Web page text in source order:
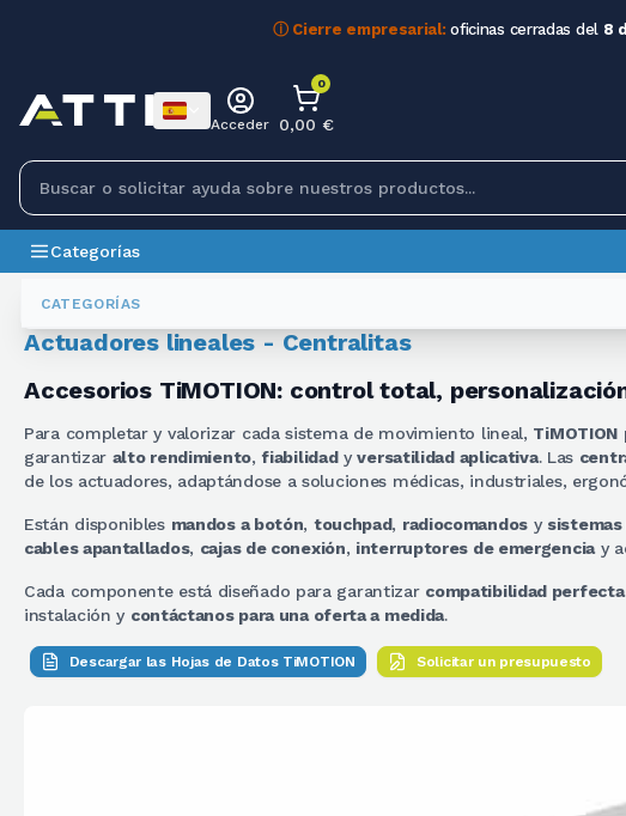
ⓘ Cierre empresarial: oficinas cerradas del 8
CATEGORÍAS
Acceder
0
0,00 €
Categorías
Actuadores Lineales
Actuadores lineales - Centralitas
Accesorios TiMOTION: control total,
Para completar y valorizar cada sistema de movimiento lineal, TiMOTION
garantizar alto rendimiento, fiabilidadyversatilidad aplicativa. Las
de los actuadores, adaptándose a soluciones médicas, industriales,
Están disponibles mandos a botón, touchpad, radiocomandosy
cables apantallados, cajas de conexión, interruptores de emergenciay
Cada componente está diseñado para garantizar compatibilidad perfecta
instalación y contáctanos para una oferta a medida.
Descargar las Hojas de Datos TiMOTION Solicitar un presupuesto